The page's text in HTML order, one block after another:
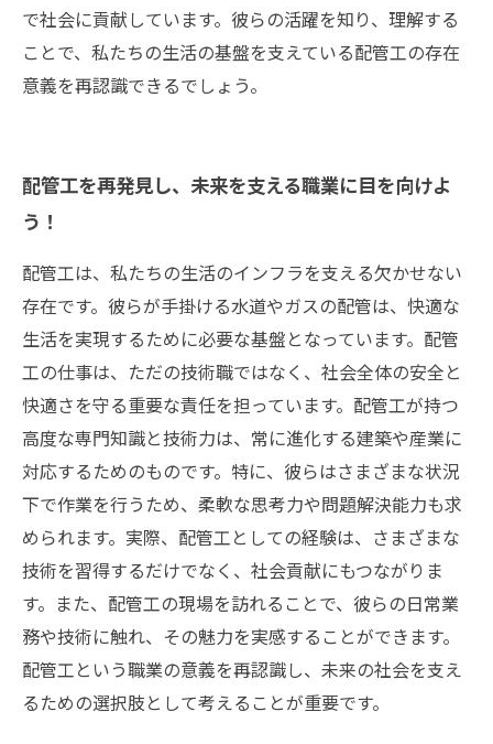
で社会に貢献しています。彼らの活躍を知り、理解する
ことで、私たちの生活の基盤を支えている配管工の存在
意義を再認識できるでしょう。
配管工を再発見し、未来を支える職業に目を向けよ
う！
配管工は、私たちの生活のインフラを支える欠かせない
存在です。彼らが手掛ける水道やガスの配管は、快適な
生活を実現するために必要な基盤となっています。配管
工の仕事は、ただの技術職ではなく、社会全体の安全と
快適さを守る重要な責任を担っています。配管工が持つ
高度な専門知識と技術力は、常に進化する建築や産業に
対応するためのものです。特に、彼らはさまざまな状況
下で作業を行うため、柔軟な思考力や問題解決能力も求
められます。実際、配管工としての経験は、さまざまな
技術を習得するだけでなく、社会貢献にもつながりま
す。また、配管工の現場を訪れることで、彼らの日常業
務や技術に触れ、その魅力を実感することができます。
配管工という職業の意義を再認識し、未来の社会を支え
るための選択肢として考えることが重要です。